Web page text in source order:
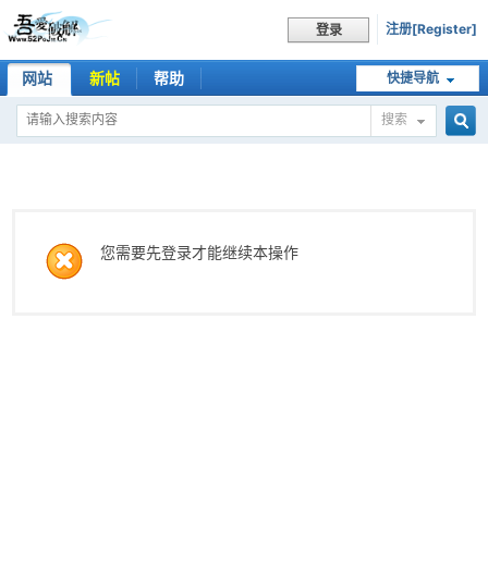
登录 注册[Register]
快捷导航
网站 新帖 帮助
搜索
您需要先登录才能继续本操作